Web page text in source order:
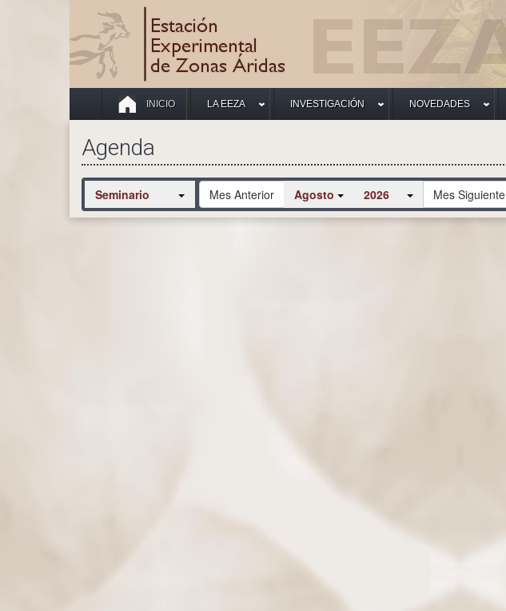
INICIO LA EEZA INVESTIGACIÓN NOVEDADES
Agenda
Seminario Mes Anterior Agosto 2026 Mes Siguiente